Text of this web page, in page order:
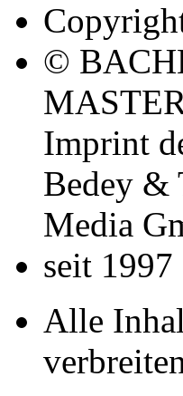
©
Imprint
Bedey &
Media
seit 1997
Alle